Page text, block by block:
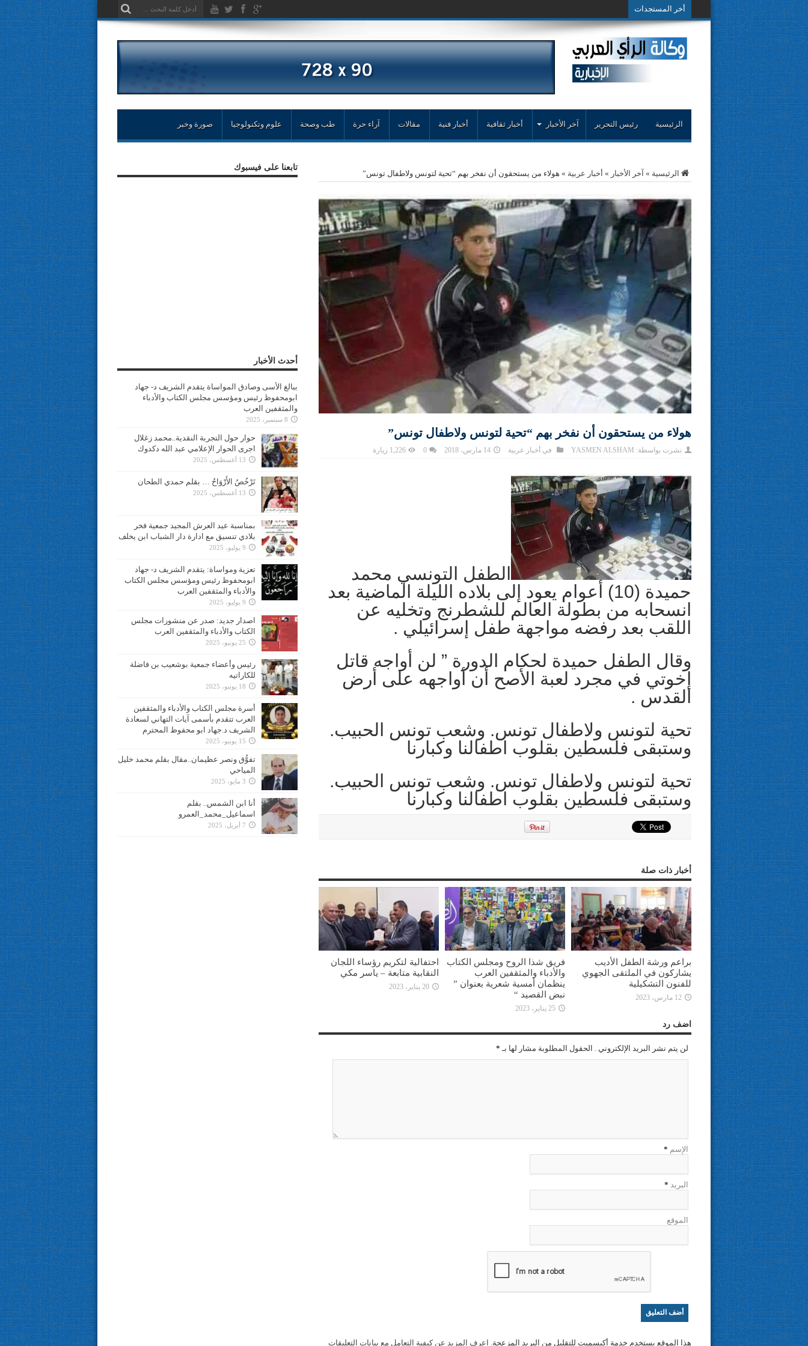
أخر المستجدات
الرئيسية رئيس التحرير آخر الأخبار أخبار ثقافية أخبار فنية مقالات آراء حرة طب وصحة علوم وتكنولوجيا صورة وخبر
الرئيسية » آخر الأخبار » أخبار عربية » هولاء من يستحقون أن نفخر بهم “تحية لتونس ولاطفال تونس”
هولاء من يستحقون أن نفخر بهم “تحية لتونس ولاطفال تونس”
نشرت بواسطة: YASMEN ALSHAM في أخبار عربية 14 مارس، 2018 0 1,226 زيارة
الطفل التونسي محمد
حميدة (10) أعوام يعود إلى بلاده الليلة الماضية بعد
انسحابه من بطولة العالم للشطرنج وتخليه عن
اللقب بعد رفضه مواجهة طفل إسرائيلي .
وقال الطفل حميدة لحكام الدورة ” لن أواجه قاتل
إخوتي في مجرد لعبة الأصح أن أواجهه على أرض
القدس .
تحية لتونس ولاطفال تونس. وشعب تونس الحبيب.
وستبقى فلسطين بقلوب اطفالنا وكبارنا
تحية لتونس ولاطفال تونس. وشعب تونس الحبيب.
وستبقى فلسطين بقلوب اطفالنا وكبارنا
أخبار ذات صلة
براعم ورشة الطفل الأديب
يشاركون في الملتقى الجهوي
للفنون التشكيلية
12 مارس، 2023
فريق شذا الروح ومجلس الكتاب
والأدباء والمثقفين العرب
ينظمان أمسية شعرية بعنوان ”
نبض القصيد “
25 يناير، 2023
احتفالية لتكريم رؤساء اللجان
النقابية متابعة – ياسر مكي
20 يناير، 2023
اضف رد
لن يتم نشر البريد الإلكتروني . الحقول المطلوبة مشار لها بـ *
الإسم *
البريد *
الموقع
هذا الموقع يستخدم خدمة أكيسميت للتقليل من البريد المزعجة. اعرف المزيد عن كيفية التعامل مع بيانات التعليقات
تابعنا على فيسبوك
أحدث الأخبار
ببالغ الأسى وصادق المواساة يتقدم الشريف د- جهاد
ابومحفوظ رئيس ومؤسس مجلس الكتاب والأدباء
والمثقفين العرب
8 سبتمبر، 2025
حوار حول التجربة النقدية..محمد زغلال
اجرى الحوار الإعلامي عبد الله دكدوك
13 أغسطس، 2025
تَرْخُصُ الأَرْوَاحُ … بقلم حمدي الطحان
13 أغسطس، 2025
بمناسبة عيد العرش المجيد جمعية فخر
بلادي تنسيق مع ادارة دار الشباب ابن يخلف
9 يوليو، 2025
تعزية ومواساة: يتقدم الشريف د- جهاد
ابومحفوظ رئيس ومؤسس مجلس الكتاب
والأدباء والمثقفين العرب
9 يوليو، 2025
اصدار جديد: صدر عن منشورات مجلس
الكتاب والأدباء والمثقفين العرب
25 يونيو، 2025
رئيس وأعضاء جمعية بوشعيب بن فاضلة
للكاراتيه
18 يونيو، 2025
أسرة مجلس الكتاب والأدباء والمثقفين
العرب تتقدم بأسمى آيات التهاني لسعادة
الشريف د.جهاد ابو محفوظ المحترم
15 يونيو، 2025
تفوُّق ونصر عظيمان..مقال بقلم محمد خليل
المياحي
3 مايو، 2025
أنا ابن الشمس.. بقلم
اسماعيل_محمد_العمرو
7 أبريل، 2025